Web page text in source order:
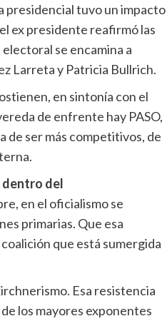
presidencial tuvo un impacto
ex presidente reafirmó las
se encamina a
Larreta y Patricia Bullrich.
en sintonía con el
de enfrente hay PASO,
de ser más competitivos, de
dentro del
en el oficialismo se
primarias. Que esa
que está sumergida
Esa resistencia
los mayores exponentes